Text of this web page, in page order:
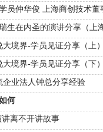
员仲华俊 上海商创技术
生在内圣的演讲分享（上
境界-学员见证分享（上）
境界-学员见证分享（下）
企业法人钟总分享经验
何
离不开讲故事